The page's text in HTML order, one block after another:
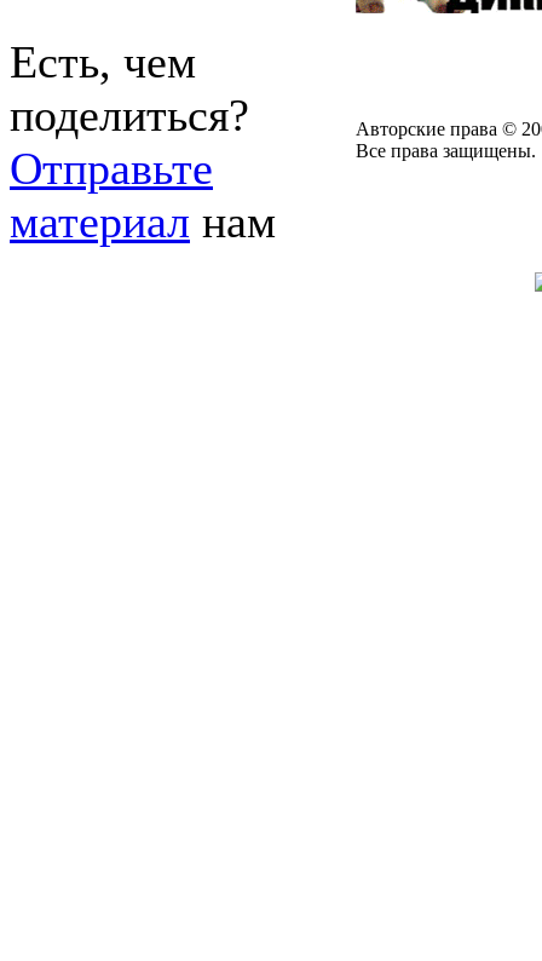
Есть, чем
поделиться?
Отправьте
материал нам
Авторские права ©
Все права защищены.